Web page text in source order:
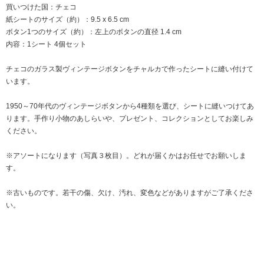
買いつけた国：チェコ
紙シートのサイズ（約）：9.5 x 6.5 cm
ボタン1つのサイズ（約）：左上のボタンの直径 1.4 cm
内容：1シート 4個セット
チェコのガラス製ヴィンテージボタンをチャルカで作ったシートに縫い付けて
います。
1950～70年代のヴィンテージボタンから4種類を選び、シートに縫いつけてあ
ります。手作り小物のあしらいや、プレゼント、コレクションとしてお楽しみ
ください。
※アソートになります（写真３枚目）。どれが届くかはお任せでお願いしま
す。
※古いものです。若干の傷、欠け、汚れ、変色などがありますがご了承くださ
い。